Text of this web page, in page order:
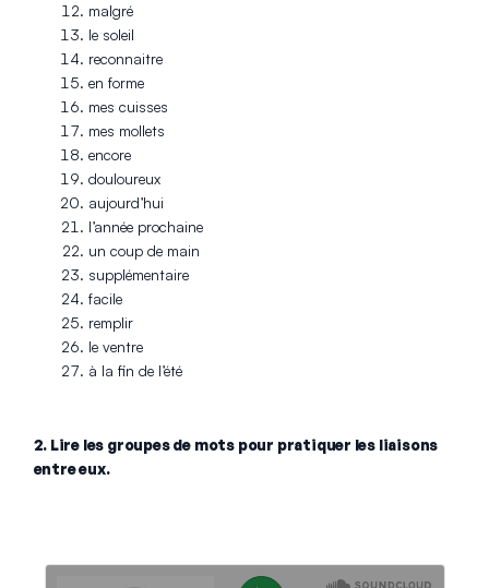
malgré
le soleil
reconnaitre
en forme
mes cuisses
mes mollets
encore
douloureux
aujourd’hui
l’année prochaine
un coup de main
supplémentaire
facile
remplir
le ventre
à la fin de l’été
2. Lire les groupes de mots pour pratiquer les liaisons
entre eux.